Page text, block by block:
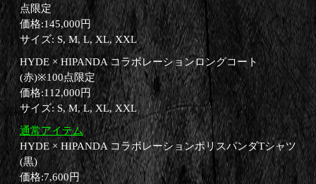
点限定
価格:145,000円
サイズ: S, M, L, XL, XXL
HYDE × HIPANDA コラボレーションロングコート
(赤)※100点限定
価格:112,000円
サイズ: S, M, L, XL, XXL
通常アイテム
HYDE × HIPANDA コラボレーションポリスパンダTシャツ
(黒)
価格:7,600円